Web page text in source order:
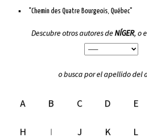
"Chemin des Quatre Bourgeois, Québec"
Descubre otros autores deNÍGER, o
o busca por el apellido del
A B C D E
H I J K L